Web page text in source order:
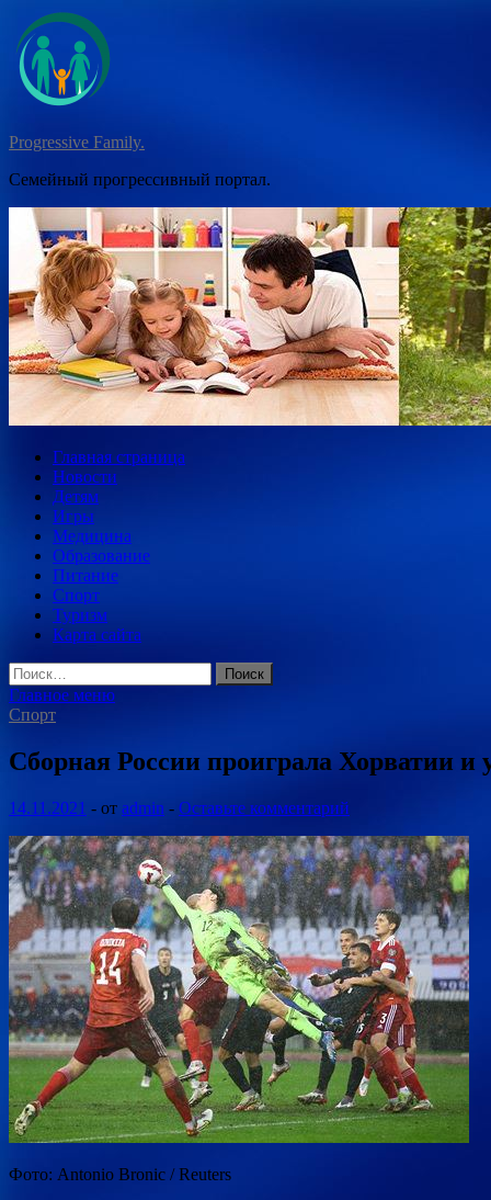
Перейти
содержимому
Progressive Family.
Семейный прогрессивный портал.
Главная страница
Новости
Детям
Игры
Медицина
Образование
Питание
Спорт
Туризм
Карта сайта
Найти:
Главное меню
Спорт
Сборная России проиграла Хорватии
14.11.2021 - от admin - Оставьте комментарий
Фото: Antonio Bronic / Reuters